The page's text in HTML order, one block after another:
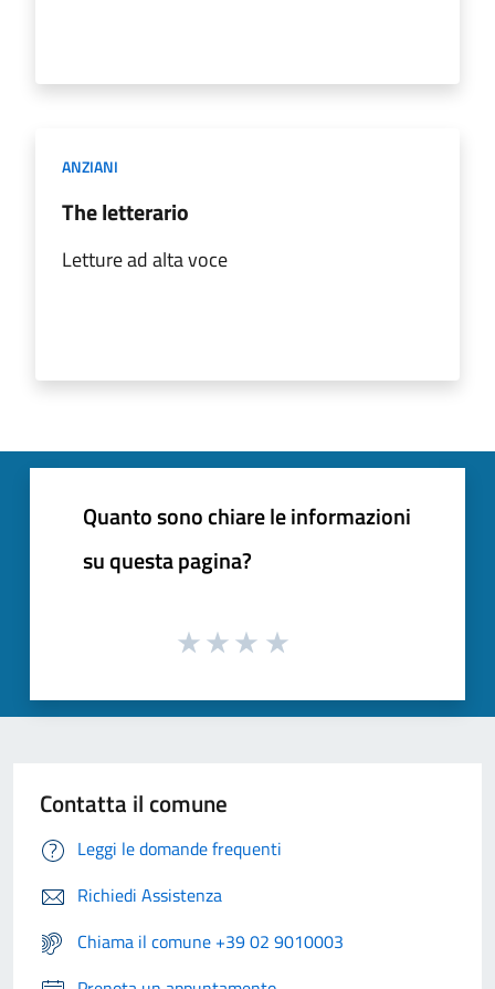
ANZIANI
The letterario
Letture ad alta voce
Quanto sono chiare le informazioni
su questa pagina?
Contatta il comune
Leggi le domande frequenti
Richiedi Assistenza
Chiama il comune +39 02 9010003